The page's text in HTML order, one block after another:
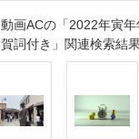
動画ACの「2022年寅
賀詞付き」関連検索結